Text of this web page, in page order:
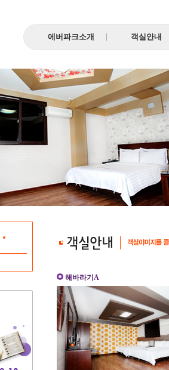
에버파크소개 객실안내
해바라기A